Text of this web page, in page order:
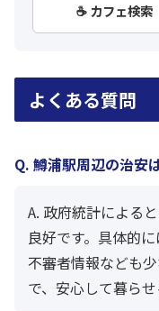
☕ カフェ検索
よくある質問
Q. 鱒浦駅周辺の治安
A. 政府統計による
良好です。具体的
不審者情報なども
で、安心して暮らせ